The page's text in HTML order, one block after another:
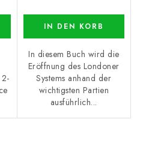
IN DEN KORB
In diesem Buch wird die
Eröffnung des Londoner
Systems anhand der
wichtigsten Partien
ausführlich...